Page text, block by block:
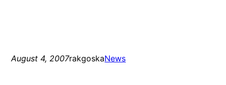
August 4, 2007rakgoskaNews